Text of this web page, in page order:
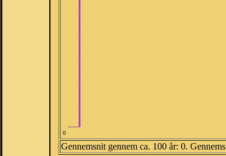
0
Gennemsnit gennem ca. 100 år: 0.